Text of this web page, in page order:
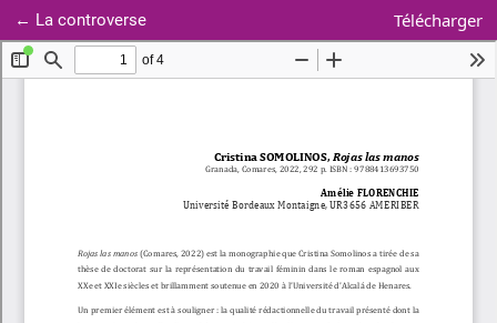
← Retourner aux informations sur l'article
La controverse Télécharger